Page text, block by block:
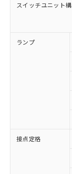
スイッチユニット
ランプ
接点定格ご利
以下の
非含有
対応予
有に対応
対応予
非含有